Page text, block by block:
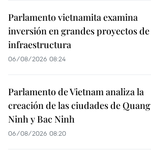
Parlamento vietnamita examina
inversión en grandes proyectos de
infraestructura
06/08/2026 08:24
Parlamento de Vietnam analiza la
creación de las ciudades de Quang
Ninh y Bac Ninh
06/08/2026 08:20